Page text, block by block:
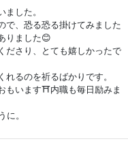
した。
で、恐る恐る掛けてみました
りました😊
ださり、とても嬉しかったで
るのを祈るばかりです。
もいます⛩内職も毎日励みま
。